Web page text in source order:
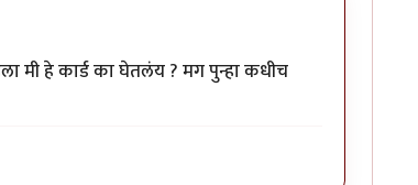
मी हे कार्ड का घेतलंय ? मग पुन्हा कधीच